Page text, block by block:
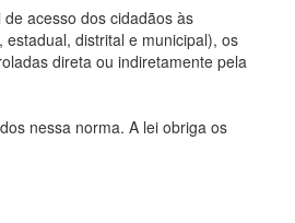
acesso dos cidadãos às
distrital e municipal), os
direta ou indiretamente pela
nessa norma. A lei obriga os